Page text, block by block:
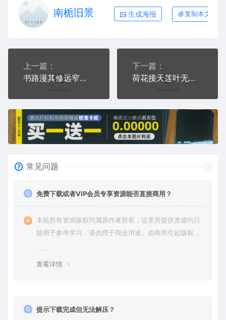
南栀旧景 生成海报 复制本文链接
上一篇：
书路漫其修远窄款打火机AI8.0格式激光打标文件通用矢量图
下一篇：
荷花接天莲叶无穷碧窄款打火机AI8.0格式激光打标文件通用矢量图
常见问题
免费下载或者VIP会员专享资源能否直接商用？
本站所有资源版权均属原作者所有，这里所提供资源均只
能用于参考学习，请勿用于商业用途。由商用引起版权纠
查看详情
提示下载完成但无法解压？